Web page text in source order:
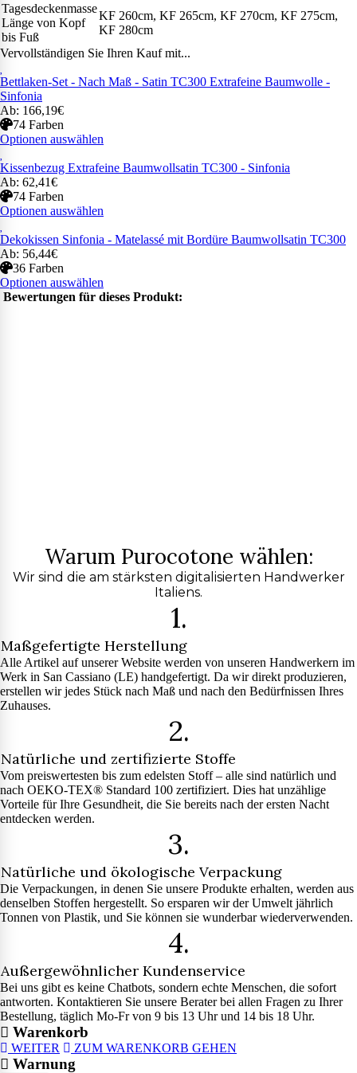
Tagesdeckenmasse
Länge von Kopf
bis Fuß
KF 260cm, KF 265cm, KF 270cm, KF 275cm,
KF 280cm
Vervollständigen Sie Ihren Kauf mit...
Bettlaken-Set - Nach Maß - Satin TC300 Extrafeine Baumwolle -
Sinfonia
Ab: 166,19€
74 Farben
Optionen auswählen
Kissenbezug Extrafeine Baumwollsatin TC300 - Sinfonia
Ab: 62,41€
74 Farben
Optionen auswählen
Dekokissen Sinfonia - Matelassé mit Bordüre Baumwollsatin TC300
Ab: 56,44€
36 Farben
Optionen auswählen
Bewertungen für dieses Produkt:
Warum Purocotone wählen:
Wir sind die am stärksten digitalisierten Handwerker
Italiens.
1.
Maßgefertigte Herstellung
Alle Artikel auf unserer Website werden von unseren Handwerkern im
Werk in San Cassiano (LE) handgefertigt. Da wir direkt produzieren,
erstellen wir jedes Stück nach Maß und nach den Bedürfnissen Ihres
Zuhauses.
2.
Natürliche und zertifizierte Stoffe
Vom preiswertesten bis zum edelsten Stoff – alle sind natürlich und
nach OEKO-TEX® Standard 100 zertifiziert. Dies hat unzählige
Vorteile für Ihre Gesundheit, die Sie bereits nach der ersten Nacht
entdecken werden.
3.
Natürliche und ökologische Verpackung
Die Verpackungen, in denen Sie unsere Produkte erhalten, werden aus
denselben Stoffen hergestellt. So ersparen wir der Umwelt jährlich
Tonnen von Plastik, und Sie können sie wunderbar wiederverwenden.
4.
Außergewöhnlicher Kundenservice
Bei uns gibt es keine Chatbots, sondern echte Menschen, die sofort
antworten. Kontaktieren Sie unsere Berater bei allen Fragen zu Ihrer
Bestellung, täglich Mo-Fr von 9 bis 13 Uhr und 14 bis 18 Uhr.
Warenkorb
WEITER ZUM WARENKORB GEHEN
Warnung